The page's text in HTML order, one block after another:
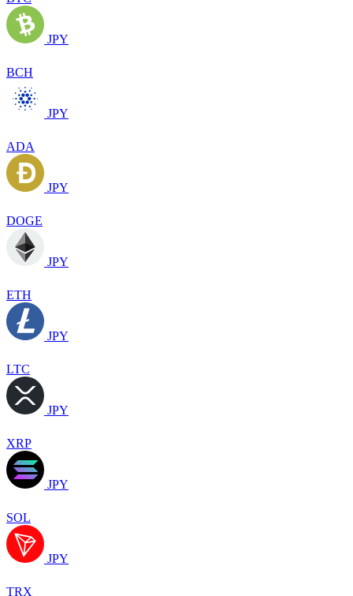
JPY
BCH
JPY
ADA
JPY
DOGE
JPY
ETH
JPY
LTC
JPY
XRP
JPY
SOL
JPY
TRX